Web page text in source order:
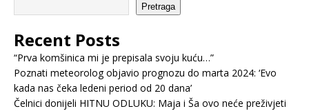
Pretraga
Recent Posts
“Prva komšinica mi je prepisala svoju kuću…”
Poznati meteorolog objavio prognozu do marta 2024: ‘Evo
kada nas čeka ledeni period od 20 dana’
Čelnici donijeli HITNU ODLUKU: Maja i Ša ovo neće preživjeti